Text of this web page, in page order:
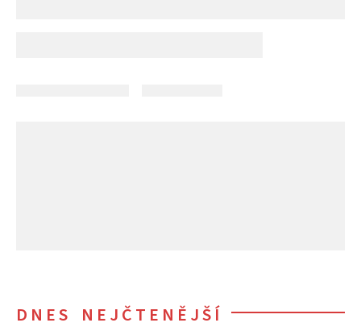
DNES NEJČTENĚJŠÍ